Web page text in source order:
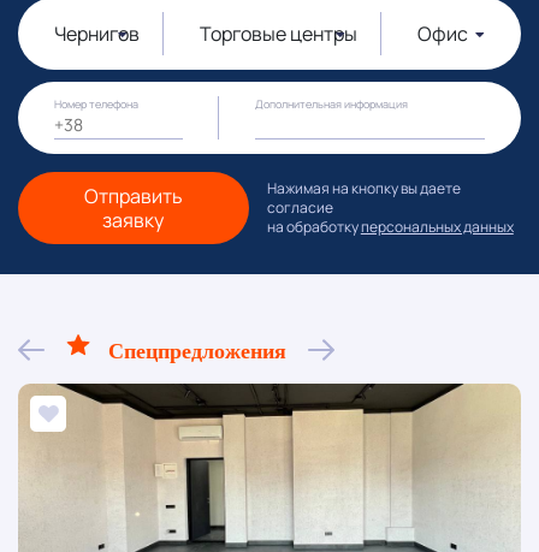
Чернигов Торговые центры Офис
Номер телефона Дополнительная информация
Отправить
заявку
Нажимая на кнопку вы даете
согласие
на обработкуперсональных данных
Спецпредложения